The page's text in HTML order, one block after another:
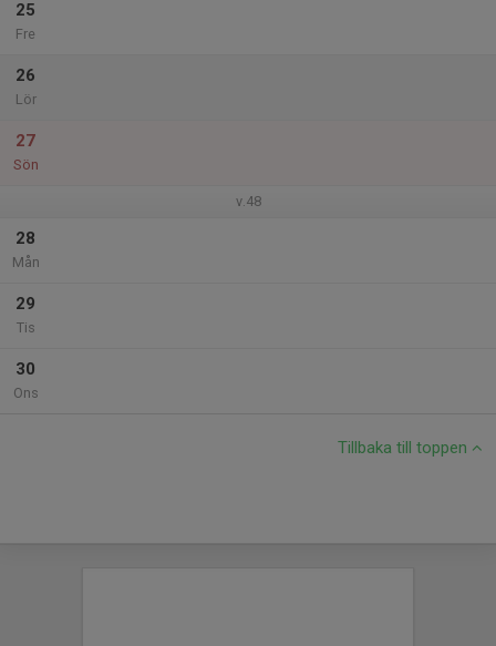
25
Fre
26
Lör
27
Sön
v.48
28
Mån
29
Tis
30
Ons
Tillbaka till toppen